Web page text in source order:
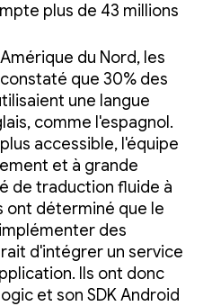
plus de 43 millions
du Nord, les
que 30% des
une langue
comme l'espagnol.
accessible, l'équipe
et à grande
de traduction fluide à
ont déterminé que le
des
d'intégrer un service
Ils ont donc
et son SDK Android